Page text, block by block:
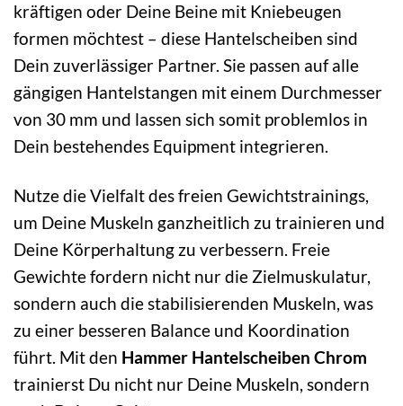
kräftigen oder Deine Beine mit Kniebeugen
formen möchtest – diese Hantelscheiben sind
Dein zuverlässiger Partner. Sie passen auf alle
gängigen Hantelstangen mit einem Durchmesser
von 30 mm und lassen sich somit problemlos in
Dein bestehendes Equipment integrieren.
Nutze die Vielfalt des freien Gewichtstrainings,
um Deine Muskeln ganzheitlich zu trainieren und
Deine Körperhaltung zu verbessern. Freie
Gewichte fordern nicht nur die Zielmuskulatur,
sondern auch die stabilisierenden Muskeln, was
zu einer besseren Balance und Koordination
führt. Mit den Hammer Hantelscheiben Chrom
trainierst Du nicht nur Deine Muskeln, sondern